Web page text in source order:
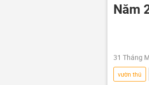
Năm
31 Tháng
vườn thú